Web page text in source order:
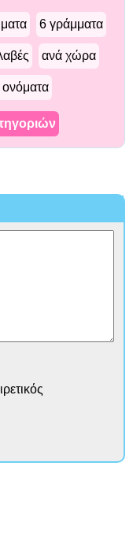
6 γράμματα
ανά χώρα